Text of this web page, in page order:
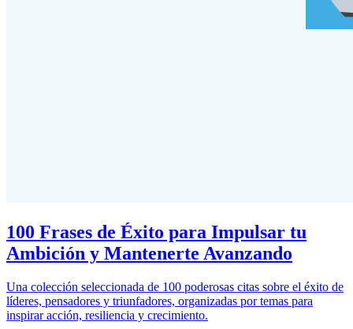
100 Frases de Éxito para Impulsar tu
Ambición y Mantenerte Avanzando
Una colección seleccionada de 100 poderosas citas sobre el éxito de
líderes, pensadores y triunfadores, organizadas por temas para
inspirar acción, resiliencia y crecimiento.